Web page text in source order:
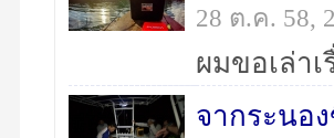
28 ต.ค. 58,
ผมขอเล่า
จากระนอ